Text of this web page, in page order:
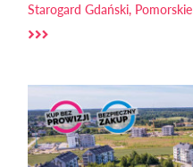
Starogard Gdański, Pomorskie